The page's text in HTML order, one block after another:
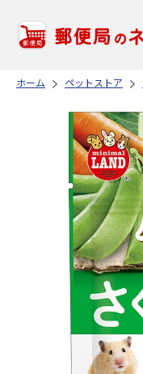
ホーム ペットストア